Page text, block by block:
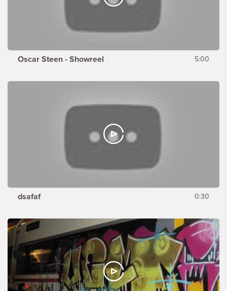
Oscar Steen - Showreel 5:00
dsafaf 0:30